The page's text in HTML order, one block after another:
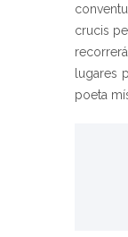
crucis
lugares
poeta